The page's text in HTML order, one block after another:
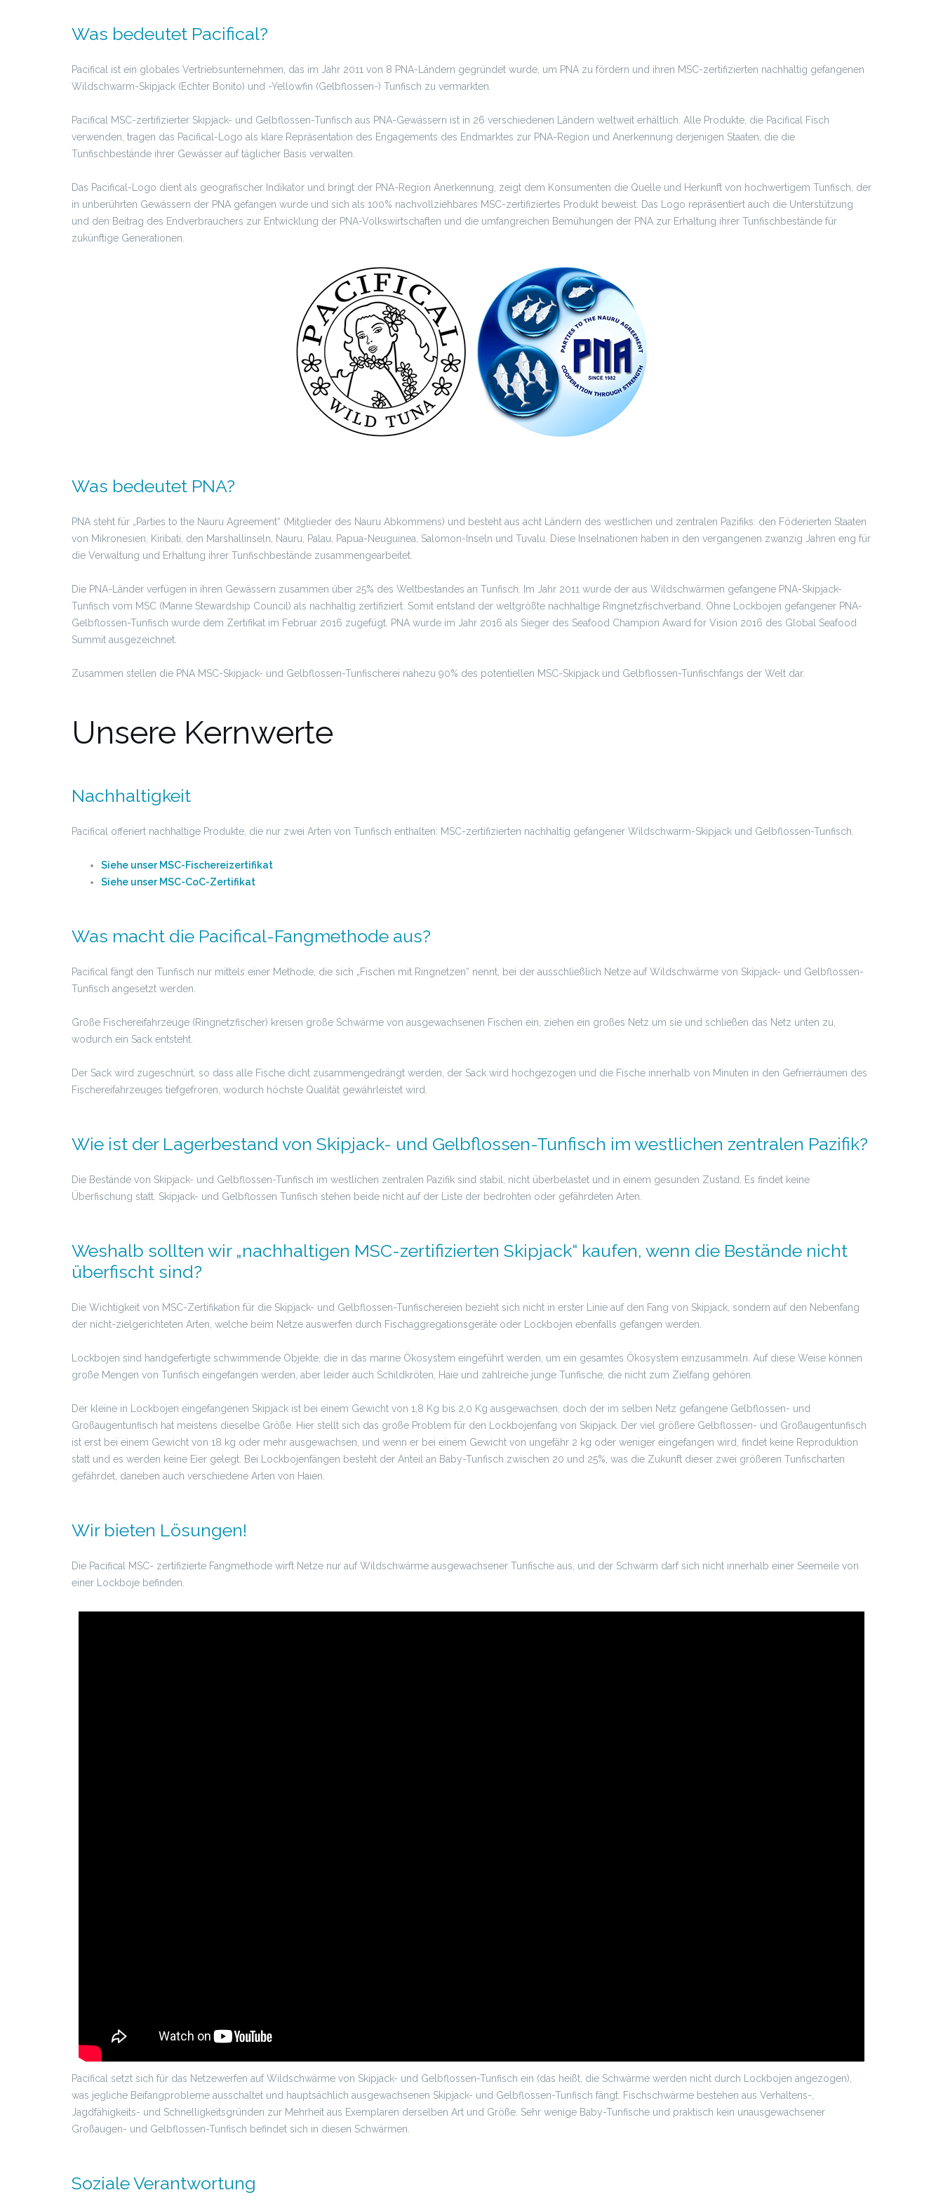
Was bedeutet Pacifical?
Pacifical ist ein globales Vertriebsunternehmen, das im Jahr 2011 von 8 PNA-Ländern gegründet wurde, um PNA zu fördern und ihren MSC-zertifizierten nachhaltig gefangenen
Wildschwarm-Skipjack (Echter Bonito) und -Yellowfin (Gelbflossen-) Tunfisch zu vermarkten.
Pacifical MSC-zertifizierter Skipjack- und Gelbflossen-Tunfisch aus PNA-Gewässern ist in 26 verschiedenen Ländern weltweit erhältlich. Alle Produkte, die Pacifical Fisch
verwenden, tragen das Pacifical-Logo als klare Repräsentation des Engagements des Endmarktes zur PNA-Region und Anerkennung derjenigen Staaten, die die
Tunfischbestände ihrer Gewässer auf täglicher Basis verwalten.
Das Pacifical-Logo dient als geografischer Indikator und bringt der PNA-Region Anerkennung, zeigt dem Konsumenten die Quelle und Herkunft von hochwertigem Tunfisch, der
in unberührten Gewässern der PNA gefangen wurde und sich als 100% nachvollziehbares MSC-zertifiziertes Produkt beweist. Das Logo repräsentiert auch die Unterstützung
und den Beitrag des Endverbrauchers zur Entwicklung der PNA-Volkswirtschaften und die umfangreichen Bemühungen der PNA zur Erhaltung ihrer Tunfischbestände für
zukünftige Generationen.
Was bedeutet PNA?
PNA steht für „Parties to the Nauru Agreement“ (Mitglieder des Nauru Abkommens) und besteht aus acht Ländern des westlichen und zentralen Pazifiks: den Föderierten Staaten
von Mikronesien, Kiribati, den Marshallinseln, Nauru, Palau, Papua-Neuguinea, Salomon-Inseln und Tuvalu. Diese Inselnationen haben in den vergangenen zwanzig Jahren eng für
die Verwaltung und Erhaltung ihrer Tunfischbestände zusammengearbeitet.
Die PNA-Länder verfügen in ihren Gewässern zusammen über 25% des Weltbestandes an Tunfisch. Im Jahr 2011 wurde der aus Wildschwärmen gefangene PNA-Skipjack-
Tunfisch vom MSC (Marine Stewardship Council) als nachhaltig zertifiziert. Somit entstand der weltgrößte nachhaltige Ringnetzfischverband. Ohne Lockbojen gefangener PNA-
Gelbflossen-Tunfisch wurde dem Zertifikat im Februar 2016 zugefügt. PNA wurde im Jahr 2016 als Sieger des Seafood Champion Award for Vision 2016 des Global Seafood
Summit ausgezeichnet.
Zusammen stellen die PNA MSC-Skipjack- und Gelbflossen-Tunfischerei nahezu 90% des potentiellen MSC-Skipjack und Gelbflossen-Tunfischfangs der Welt dar.
Unsere Kernwerte
Nachhaltigkeit
Pacifical offeriert nachhaltige Produkte, die nur zwei Arten von Tunfisch enthalten: MSC-zertifizierten nachhaltig gefangener Wildschwarm-Skipjack und Gelbflossen-Tunfisch.
Siehe unser MSC-Fischereizertifikat
Siehe unser MSC-CoC-Zertifikat
Was macht die Pacifical-Fangmethode aus?
Pacifical fängt den Tunfisch nur mittels einer Methode, die sich „Fischen mit Ringnetzen“ nennt, bei der ausschließlich Netze auf Wildschwärme von Skipjack- und Gelbflossen-
Tunfisch angesetzt werden.
Große Fischereifahrzeuge (Ringnetzfischer) kreisen große Schwärme von ausgewachsenen Fischen ein, ziehen ein großes Netz um sie und schließen das Netz unten zu,
wodurch ein Sack entsteht.
Der Sack wird zugeschnürt, so dass alle Fische dicht zusammengedrängt werden, der Sack wird hochgezogen und die Fische innerhalb von Minuten in den Gefrierräumen des
Fischereifahrzeuges tiefgefroren, wodurch höchste Qualität gewährleistet wird.
Wie ist der Lagerbestand von Skipjack- und Gelbflossen-Tunfisch im westlichen zentralen Pazifik?
Die Bestände von Skipjack- und Gelbflossen-Tunfisch im westlichen zentralen Pazifik sind stabil, nicht überbelastet und in einem gesunden Zustand. Es findet keine
Überfischung statt. Skipjack- und Gelbflossen Tunfisch stehen beide nicht auf der Liste der bedrohten oder gefährdeten Arten.
Weshalb sollten wir „nachhaltigen MSC-zertifizierten Skipjack“ kaufen, wenn die Bestände nicht
überfischt sind?
Die Wichtigkeit von MSC-Zertifikation für die Skipjack- und Gelbflossen-Tunfischereien bezieht sich nicht in erster Linie auf den Fang von Skipjack, sondern auf den Nebenfang
der nicht-zielgerichteten Arten, welche beim Netze auswerfen durch Fischaggregationsgeräte oder Lockbojen ebenfalls gefangen werden.
Lockbojen sind handgefertigte schwimmende Objekte, die in das marine Ökosystem eingeführt werden, um ein gesamtes Ökosystem einzusammeln. Auf diese Weise können
große Mengen von Tunfisch eingefangen werden, aber leider auch Schildkröten, Haie und zahlreiche junge Tunfische, die nicht zum Zielfang gehören.
Der kleine in Lockbojen eingefangenen Skipjack ist bei einem Gewicht von 1,8 Kg bis 2,0 Kg ausgewachsen, doch der im selben Netz gefangene Gelbflossen- und
Großaugentunfisch hat meistens dieselbe Größe. Hier stellt sich das große Problem für den Lockbojenfang von Skipjack. Der viel größere Gelbflossen- und Großaugentunfisch
ist erst bei einem Gewicht von 18 kg oder mehr ausgewachsen, und wenn er bei einem Gewicht von ungefähr 2 kg oder weniger eingefangen wird, findet keine Reproduktion
statt und es werden keine Eier gelegt. Bei Lockbojenfängen besteht der Anteil an Baby-Tunfisch zwischen 20 und 25%, was die Zukunft dieser zwei größeren Tunfischarten
gefährdet, daneben auch verschiedene Arten von Haien.
Wir bieten Lösungen!
Die Pacifical MSC- zertifizierte Fangmethode wirft Netze nur auf Wildschwärme ausgewachsener Tunfische aus, und der Schwarm darf sich nicht innerhalb einer Seemeile von
einer Lockboje befinden.
Pacifical setzt sich für das Netzewerfen auf Wildschwärme von Skipjack- und Gelbflossen-Tunfisch ein (das heißt, die Schwärme werden nicht durch Lockbojen angezogen),
was jegliche Beifangprobleme ausschaltet und hauptsächlich ausgewachsenen Skipjack- und Gelbflossen-Tunfisch fängt. Fischschwärme bestehen aus Verhaltens-,
Jagdfähigkeits- und Schnelligkeitsgründen zur Mehrheit aus Exemplaren derselben Art und Größe. Sehr wenige Baby-Tunfische und praktisch kein unausgewachsener
Großaugen- und Gelbflossen-Tunfisch befindet sich in diesen Schwärmen.
Soziale Verantwortung